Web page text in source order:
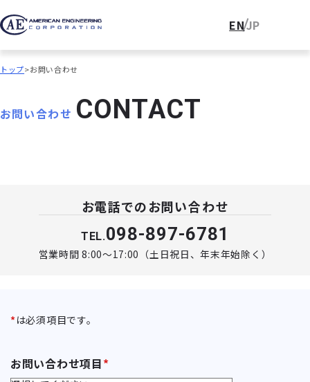
ENJP
トップ お問い合わせ
お問い合わせ CONTACT
お電話でのお問い合わせ
TEL.098-897-6781
営業時間 8:00〜17:00（土日祝日、年末年始除く）
*は必須項目です。
お問い合わせ項目*